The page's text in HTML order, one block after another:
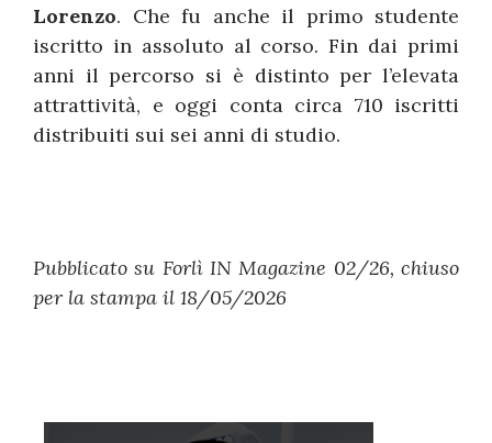
Lorenzo. Che fu anche il primo studente
iscritto in assoluto al corso. Fin dai primi
anni il percorso si è distinto per l’elevata
attrattività, e oggi conta circa 710 iscritti
distribuiti sui sei anni di studio.
Pubblicato su Forlì IN Magazine 02/26, chiuso
per la stampa il 18/05/2026